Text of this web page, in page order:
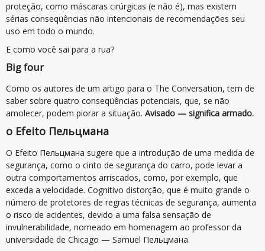
proteção, como máscaras cirúrgicas (e não é), mas existem
sérias conseqüências não intencionais de recomendações seu
uso em todo o mundo.
E como você sai para a rua?
Big four
Como os autores de um artigo para o The Conversation, tem de
saber sobre quatro conseqüências potenciais, que, se não
amolecer, podem piorar a situação. Avisado — significa armado.
o Efeito Пельцмана
O Efeito Пельцмана sugere que a introdução de uma medida de
segurança, como o cinto de segurança do carro, pode levar a
outra comportamentos arriscados, como, por exemplo, que
exceda a velocidade. Cognitivo distorção, que é muito grande o
número de protetores de regras técnicas de segurança, aumenta
o risco de acidentes, devido a uma falsa sensação de
invulnerabilidade, nomeado em homenagem ao professor da
universidade de Chicago — Samuel Пельцмана.